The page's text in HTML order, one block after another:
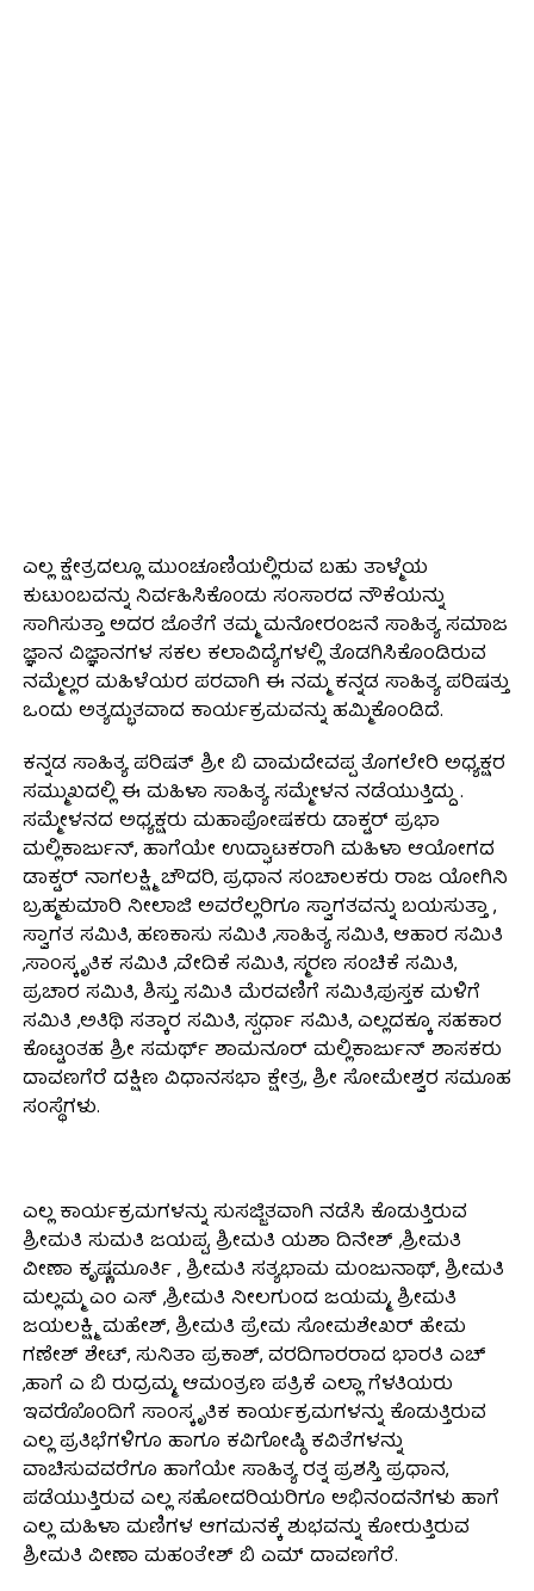
ಎಲ್ಲ ಕ್ಷೇತ್ರದಲ್ಲೂ ಮುಂಚೂಣಿಯಲ್ಲಿರುವ ಬಹು ತಾಳ್ಮೆಯ
ಕುಟುಂಬವನ್ನು ನಿರ್ವಹಿಸಿಕೊಂಡು ಸಂಸಾರದ ನೌಕೆಯನ್ನು
ಸಾಗಿಸುತ್ತಾ ಅದರ ಜೊತೆಗೆ ತಮ್ಮ ಮನೋರಂಜನೆ ಸಾಹಿತ್ಯ ಸಮಾಜ
ಜ್ಞಾನ ವಿಜ್ಞಾನಗಳ ಸಕಲ ಕಲಾವಿದ್ಯೆಗಳಲ್ಲಿ ತೊಡಗಿಸಿಕೊಂಡಿರುವ
ನಮ್ಮೆಲ್ಲರ ಮಹಿಳೆಯರ ಪರವಾಗಿ ಈ ನಮ್ಮ ಕನ್ನಡ ಸಾಹಿತ್ಯ ಪರಿಷತ್ತು
ಒಂದು ಅತ್ಯದ್ಭುತವಾದ ಕಾರ್ಯಕ್ರಮವನ್ನು ಹಮ್ಮಿಕೊಂಡಿದೆ.
ಕನ್ನಡ ಸಾಹಿತ್ಯ ಪರಿಷತ್ ಶ್ರೀ ಬಿ ವಾಮದೇವಪ್ಪ ತೊಗಲೇರಿ ಅಧ್ಯಕ್ಷರ
ಸಮ್ಮುಖದಲ್ಲಿ ಈ ಮಹಿಳಾ ಸಾಹಿತ್ಯ ಸಮ್ಮೇಳನ ನಡೆಯುತ್ತಿದ್ದು .
ಸಮ್ಮೇಳನದ ಅಧ್ಯಕ್ಷರು ಮಹಾಪೋಷಕರು ಡಾಕ್ಟರ್ ಪ್ರಭಾ
ಮಲ್ಲಿಕಾರ್ಜುನ್, ಹಾಗೆಯೇ ಉದ್ಘಾಟಕರಾಗಿ ಮಹಿಳಾ ಆಯೋಗದ
ಡಾಕ್ಟರ್ ನಾಗಲಕ್ಷ್ಮಿ ಚೌದರಿ, ಪ್ರಧಾನ ಸಂಚಾಲಕರು ರಾಜ ಯೋಗಿನಿ
ಬ್ರಹ್ಮಕುಮಾರಿ ನೀಲಾಜಿ ಅವರೆಲ್ಲರಿಗೂ ಸ್ವಾಗತವನ್ನು ಬಯಸುತ್ತಾ ,
ಸ್ವಾಗತ ಸಮಿತಿ, ಹಣಕಾಸು ಸಮಿತಿ ,ಸಾಹಿತ್ಯ ಸಮಿತಿ, ಆಹಾರ ಸಮಿತಿ
,ಸಾಂಸ್ಕೃತಿಕ ಸಮಿತಿ ,ವೇದಿಕೆ ಸಮಿತಿ, ಸ್ಮರಣ ಸಂಚಿಕೆ ಸಮಿತಿ,
ಪ್ರಚಾರ ಸಮಿತಿ, ಶಿಸ್ತು ಸಮಿತಿ ಮೆರವಣಿಗೆ ಸಮಿತಿ,ಪುಸ್ತಕ ಮಳಿಗೆ
ಸಮಿತಿ ,ಅತಿಥಿ ಸತ್ಕಾರ ಸಮಿತಿ, ಸ್ಪರ್ಧಾ ಸಮಿತಿ, ಎಲ್ಲದಕ್ಕೂ ಸಹಕಾರ
ಕೊಟ್ಟಂತಹ ಶ್ರೀ ಸಮರ್ಥ್ ಶಾಮನೂರ್ ಮಲ್ಲಿಕಾರ್ಜುನ್ ಶಾಸಕರು
ದಾವಣಗೆರೆ ದಕ್ಷಿಣ ವಿಧಾನಸಭಾ ಕ್ಷೇತ್ರ, ಶ್ರೀ ಸೋಮೇಶ್ವರ ಸಮೂಹ
ಸಂಸ್ಥೆಗಳು.
ಎಲ್ಲ ಕಾರ್ಯಕ್ರಮಗಳನ್ನು ಸುಸಜ್ಜಿತವಾಗಿ ನಡೆಸಿ ಕೊಡುತ್ತಿರುವ
ಶ್ರೀಮತಿ ಸುಮತಿ ಜಯಪ್ಪ, ಶ್ರೀಮತಿ ಯಶಾ ದಿನೇಶ್ ,ಶ್ರೀಮತಿ
ವೀಣಾ ಕೃಷ್ಣಮೂರ್ತಿ , ಶ್ರೀಮತಿ ಸತ್ಯಭಾಮ ಮಂಜುನಾಥ್, ಶ್ರೀಮತಿ
ಮಲ್ಲಮ್ಮ ಎಂ ಎಸ್ ,ಶ್ರೀಮತಿ ನೀಲಗುಂದ ಜಯಮ್ಮ, ಶ್ರೀಮತಿ
ಜಯಲಕ್ಷ್ಮಿ ಮಹೇಶ್, ಶ್ರೀಮತಿ ಪ್ರೇಮ ಸೋಮಶೇಖರ್ ಹೇಮ
ಗಣೇಶ್ ಶೇಟ್, ಸುನಿತಾ ಪ್ರಕಾಶ್, ವರದಿಗಾರರಾದ ಭಾರತಿ ಎಚ್
,ಹಾಗೆ ಎ ಬಿ ರುದ್ರಮ್ಮ, ಆಮಂತ್ರಣ ಪತ್ರಿಕೆ ಎಲ್ಲಾ ಗೆಳತಿಯರು
ಇವರೊೊಂದಿಗೆ ಸಾಂಸ್ಕೃತಿಕ ಕಾರ್ಯಕ್ರಮಗಳನ್ನು ಕೊಡುತ್ತಿರುವ
ಎಲ್ಲ ಪ್ರತಿಭೆಗಳಿಗೂ ಹಾಗೂ ಕವಿಗೋಷ್ಠಿ ಕವಿತೆಗಳನ್ನು
ವಾಚಿಸುವವರೆಗೂ ಹಾಗೆಯೇ ಸಾಹಿತ್ಯ ರತ್ನ ಪ್ರಶಸ್ತಿ ಪ್ರಧಾನ,
ಪಡೆಯುತ್ತಿರುವ ಎಲ್ಲ ಸಹೋದರಿಯರಿಗೂ ಅಭಿನಂದನೆಗಳು ಹಾಗೆ
ಎಲ್ಲ ಮಹಿಳಾ ಮಣಿಗಳ ಆಗಮನಕ್ಕೆ ಶುಭವನ್ನು ಕೋರುತ್ತಿರುವ
ಶ್ರೀಮತಿ ವೀಣಾ ಮಹಂತೇಶ್ ಬಿ ಎಮ್ ದಾವಣಗೆರೆ.